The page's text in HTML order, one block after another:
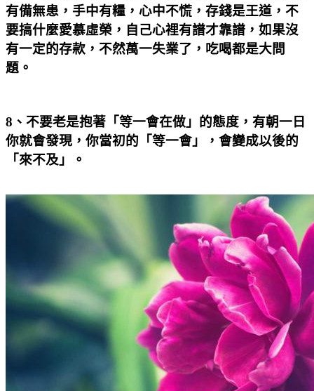
有備無患，手中有糧，心中不慌，存錢是王道，不
要搞什麼愛慕虛榮，自己心裡有譜才靠譜，如果沒
有一定的存款，不然萬一失業了，吃喝都是大問
題。
8 、不要老是抱著「等一會在做」的態度，有朝一日
你就會發現，你當初的「等一會」，會變成以後的
「來不及」。